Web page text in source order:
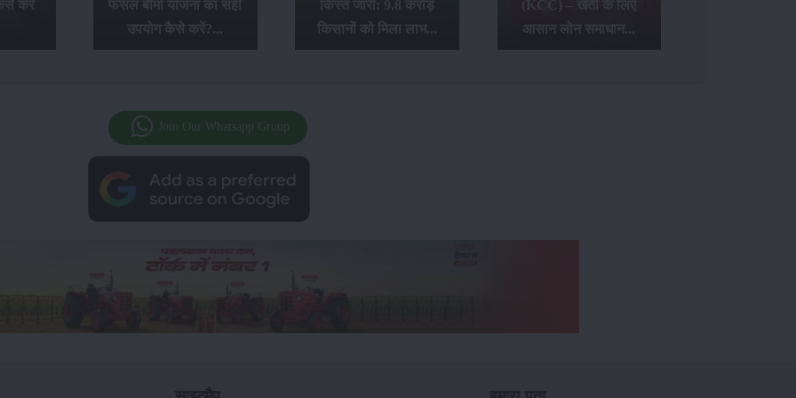
करें
फसल बीमा योजना का सही
उपयोग कैसे करें?...
किस्त जारी: 9.8 करोड़
किसानों को मिला लाभ...
(KCC) – खेती के लिए
आसान लोन समाधान...
Join Our Whatsapp Group